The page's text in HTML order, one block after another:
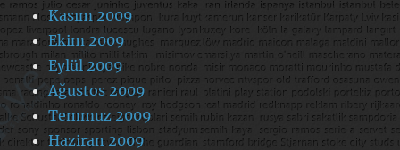
Kasım 2009
Ekim 2009
Eylül 2009
Ağustos 2009
Temmuz 2009
Haziran 2009